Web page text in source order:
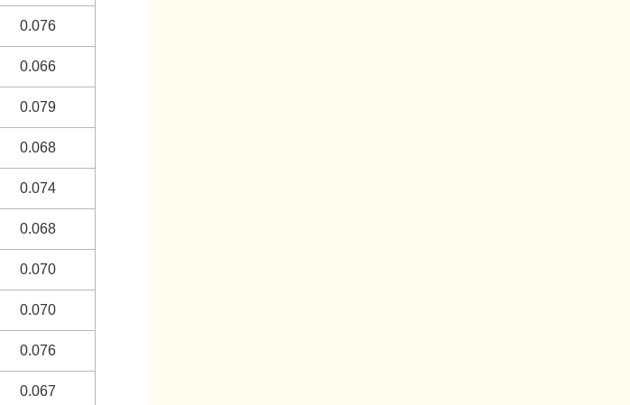
0.076
0.066
0.079
0.068
0.074
0.068
0.070
0.070
0.076
0.067